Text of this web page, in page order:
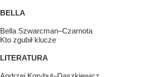
BELLA
Bella Szwarcman–Czarnota
Kto zgubił klucze
LITERATURA